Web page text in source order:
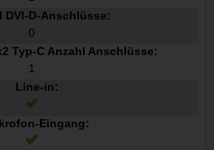
DVI-D-Anschlüsse:
0
Typ-C Anzahl Anschlüsse:
1
Line-in:
Eingang: